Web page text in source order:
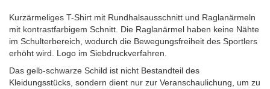
Kurzärmeliges T-Shirt mit Rundhalsausschnitt und Raglanärmeln
mit kontrastfarbigem Schnitt. Die Raglanärmel haben keine Nähte
im Schulterbereich, wodurch die Bewegungsfreiheit des Sportlers
erhöht wird. Logo im Siebdruckverfahren.
Das gelb-schwarze Schild ist nicht Bestandteil des
Kleidungsstücks, sondern dient nur zur Veranschaulichung, um zu